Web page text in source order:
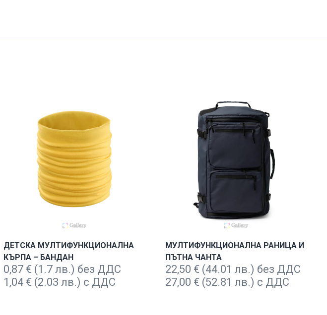
ДЕТСКА МУЛТИФУНКЦИОНАЛНА
КЪРПА – БАНДАН
0,87 € (1.7 лв.) без ДДС
1,04 € (2.03 лв.) с ДДС
МУЛТИФУНКЦИОНАЛНА РАНИЦА И
ПЪТНА ЧАНТА
22,50 € (44.01 лв.) без ДДС
27,00 € (52.81 лв.) с ДДС